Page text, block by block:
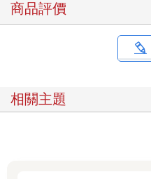
商品評價
相關主題